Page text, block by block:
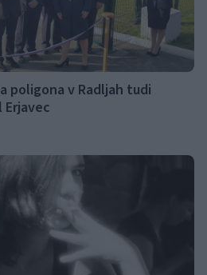
poligona v Radljah tudi